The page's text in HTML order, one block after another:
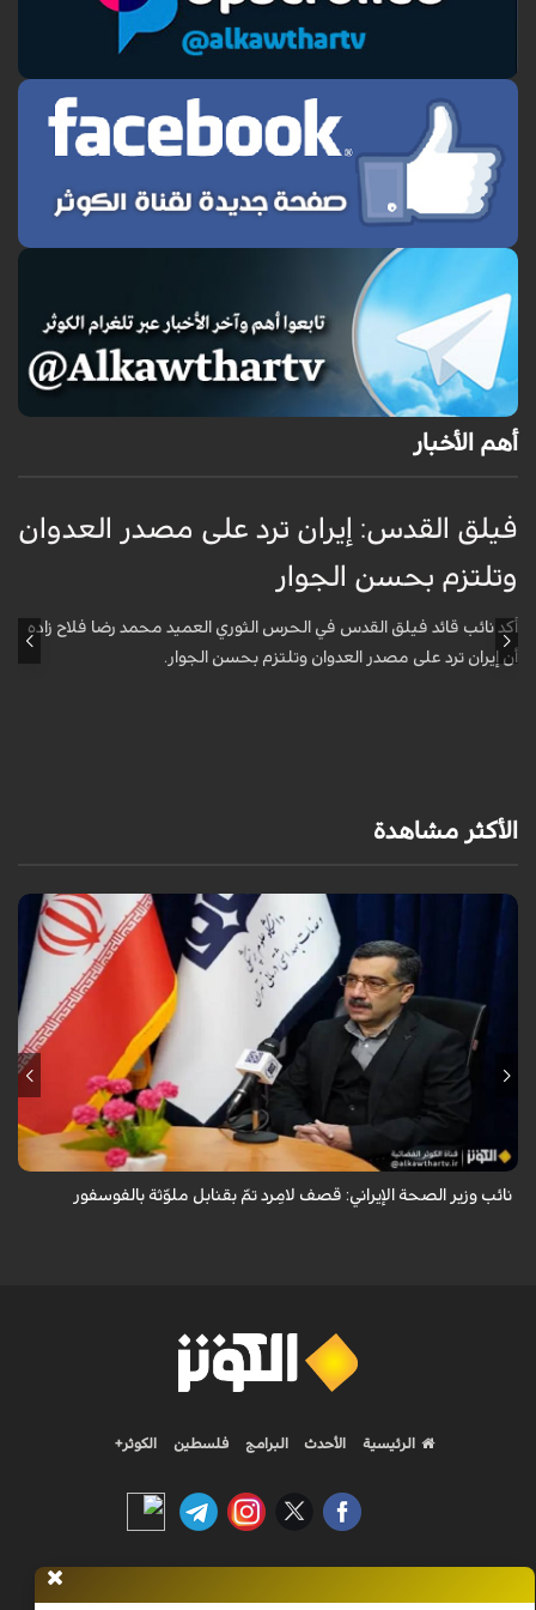
أهم الأخبار
فيلق القدس: إيران ترد على مصدر العدوان
وتلتزم بحسن الجوار
أكد نائب قائد فيلق القدس في الحرس الثوري العميد محمد رضا فلاح زاده
أن إيران ترد على مصدر العدوان وتلتزم بحسن الجوار.
الأكثر مشاهدة
قال معاون وزير الصحة الإيراني لشؤون البحوث والتكنولوجيا، شاهين آخوندزاده،
إن التحقيقات التي أجرتها وزارة الصحة بشأن قصف مدينة لامِرد في محافظة
نائب وزير الصحة الإيراني: قصف لامِرد تمّ بقنابل ملوّثة بالفوسفور
الرئيسية الأحدث البرامج فلسطين الكوثر+